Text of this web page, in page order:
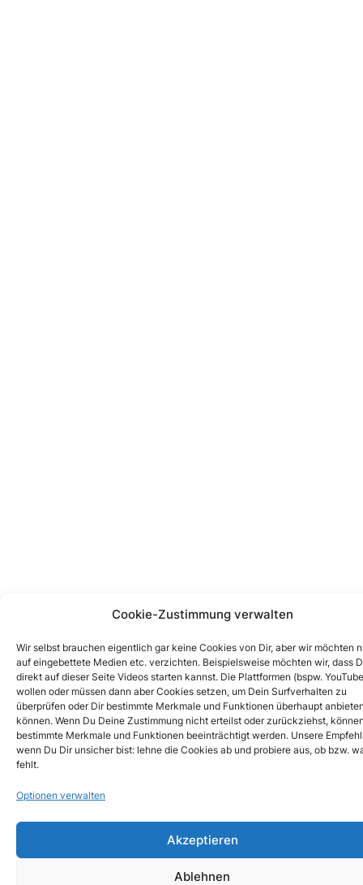
Cookie-Zustimmung verwalten
Wir selbst brauchen eigentlich gar keine Cookies von Dir, aber wir möchten
auf eingebettete Medien etc. verzichten. Beispielsweise möchten wir, dass
direkt auf dieser Seite Videos starten kannst. Die Plattformen (bspw.
wollen oder müssen dann aber Cookies setzen, um Dein Surfverhalten zu
überprüfen oder Dir bestimmte Merkmale und Funktionen überhaupt
können. Wenn Du Deine Zustimmung nicht erteilst oder zurückziehst,
bestimmte Merkmale und Funktionen beeinträchtigt werden. Unsere
wenn Du Dir unsicher bist: lehne die Cookies ab und probiere aus, ob bzw.
fehlt.
Optionen verwalten
Akzeptieren
Ablehnen